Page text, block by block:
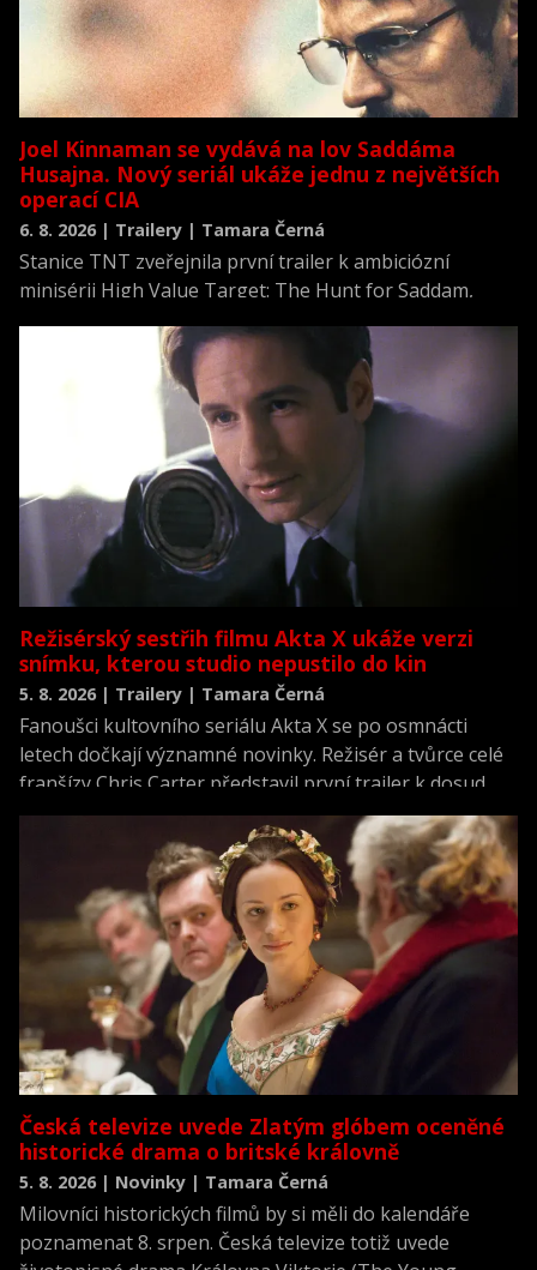
Joel Kinnaman se vydává na lov Saddáma
Husajna. Nový seriál ukáže jednu z největších
operací CIA
6. 8. 2026 | Trailery | Tamara Černá
Stanice TNT zveřejnila první trailer k ambiciózní
minisérii High Value Target: The Hunt for Saddam,
novodobých dějin.
Režisérský sestřih filmu Akta X ukáže verzi
snímku, kterou studio nepustilo do kin
5. 8. 2026 | Trailery | Tamara Černá
Fanoušci kultovního seriálu Akta X se po osmnácti
letech dočkají významné novinky. Režisér a tvůrce celé
franšízy Chris Carter představil první trailer k dosud
neviděné režisérské verzi filmu Akta X: Chci uvěřit.
Česká televize uvede Zlatým glóbem oceněné
historické drama o britské královně
5. 8. 2026 | Novinky | Tamara Černá
Milovníci historických filmů by si měli do kalendáře
poznamenat 8. srpen. Česká televize totiž uvede